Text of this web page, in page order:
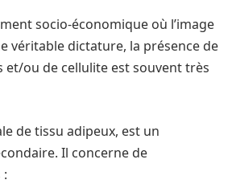
socio-économique où l’image
véritable dictature, la présence de
et/ou de cellulite est souvent très
de tissu adipeux, est un
Il concerne de